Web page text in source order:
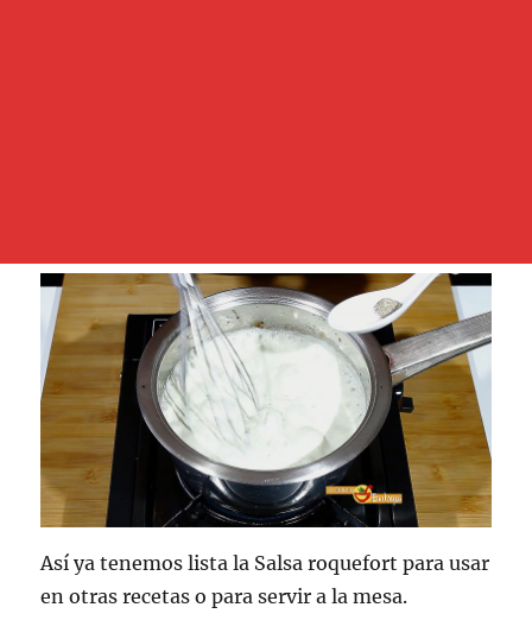
Así ya tenemos lista la Salsa roquefort para usar
en otras recetas o para servir a la mesa.